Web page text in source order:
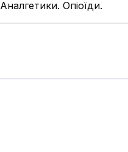
Аналгетики. Опіоїди.